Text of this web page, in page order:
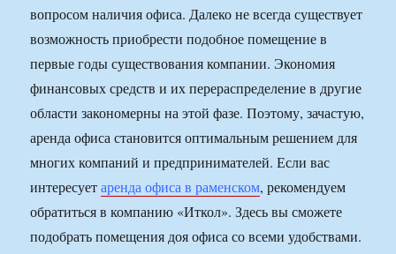
вопросом наличия офиса. Далеко не всегда существует
возможность приобрести подобное помещение в
первые годы существования компании. Экономия
финансовых средств и их перераспределение в другие
области закономерны на этой фазе. Поэтому, зачастую,
аренда офиса становится оптимальным решением для
многих компаний и предпринимателей. Если вас
интересуетаренда офиса в раменском, рекомендуем
обратиться в компанию «Иткол». Здесь вы сможете
подобрать помещения доя офиса со всеми удобствами.